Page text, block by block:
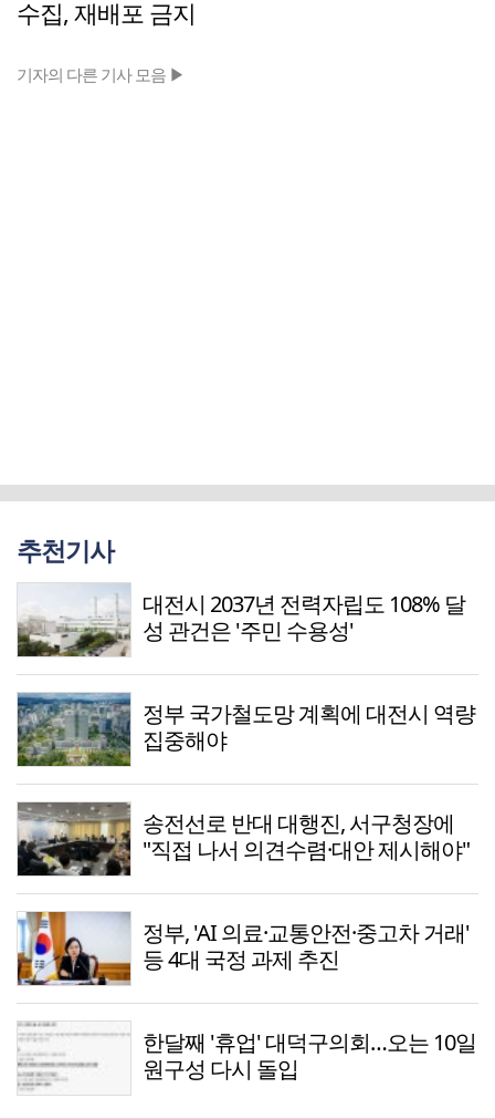
수집, 재배포 금지
기자의 다른 기사 모음 ▶
추천기사
대전시 2037년 전력자립도 108% 달
성 관건은 '주민 수용성'
정부 국가철도망 계획에 대전시 역량
집중해야
송전선로 반대 대행진, 서구청장에
"직접 나서 의견수렴·대안 제시해야"
정부, 'AI 의료·교통안전·중고차 거래'
등 4대 국정 과제 추진
한달째 '휴업' 대덕구의회…오는 10일
원구성 다시 돌입